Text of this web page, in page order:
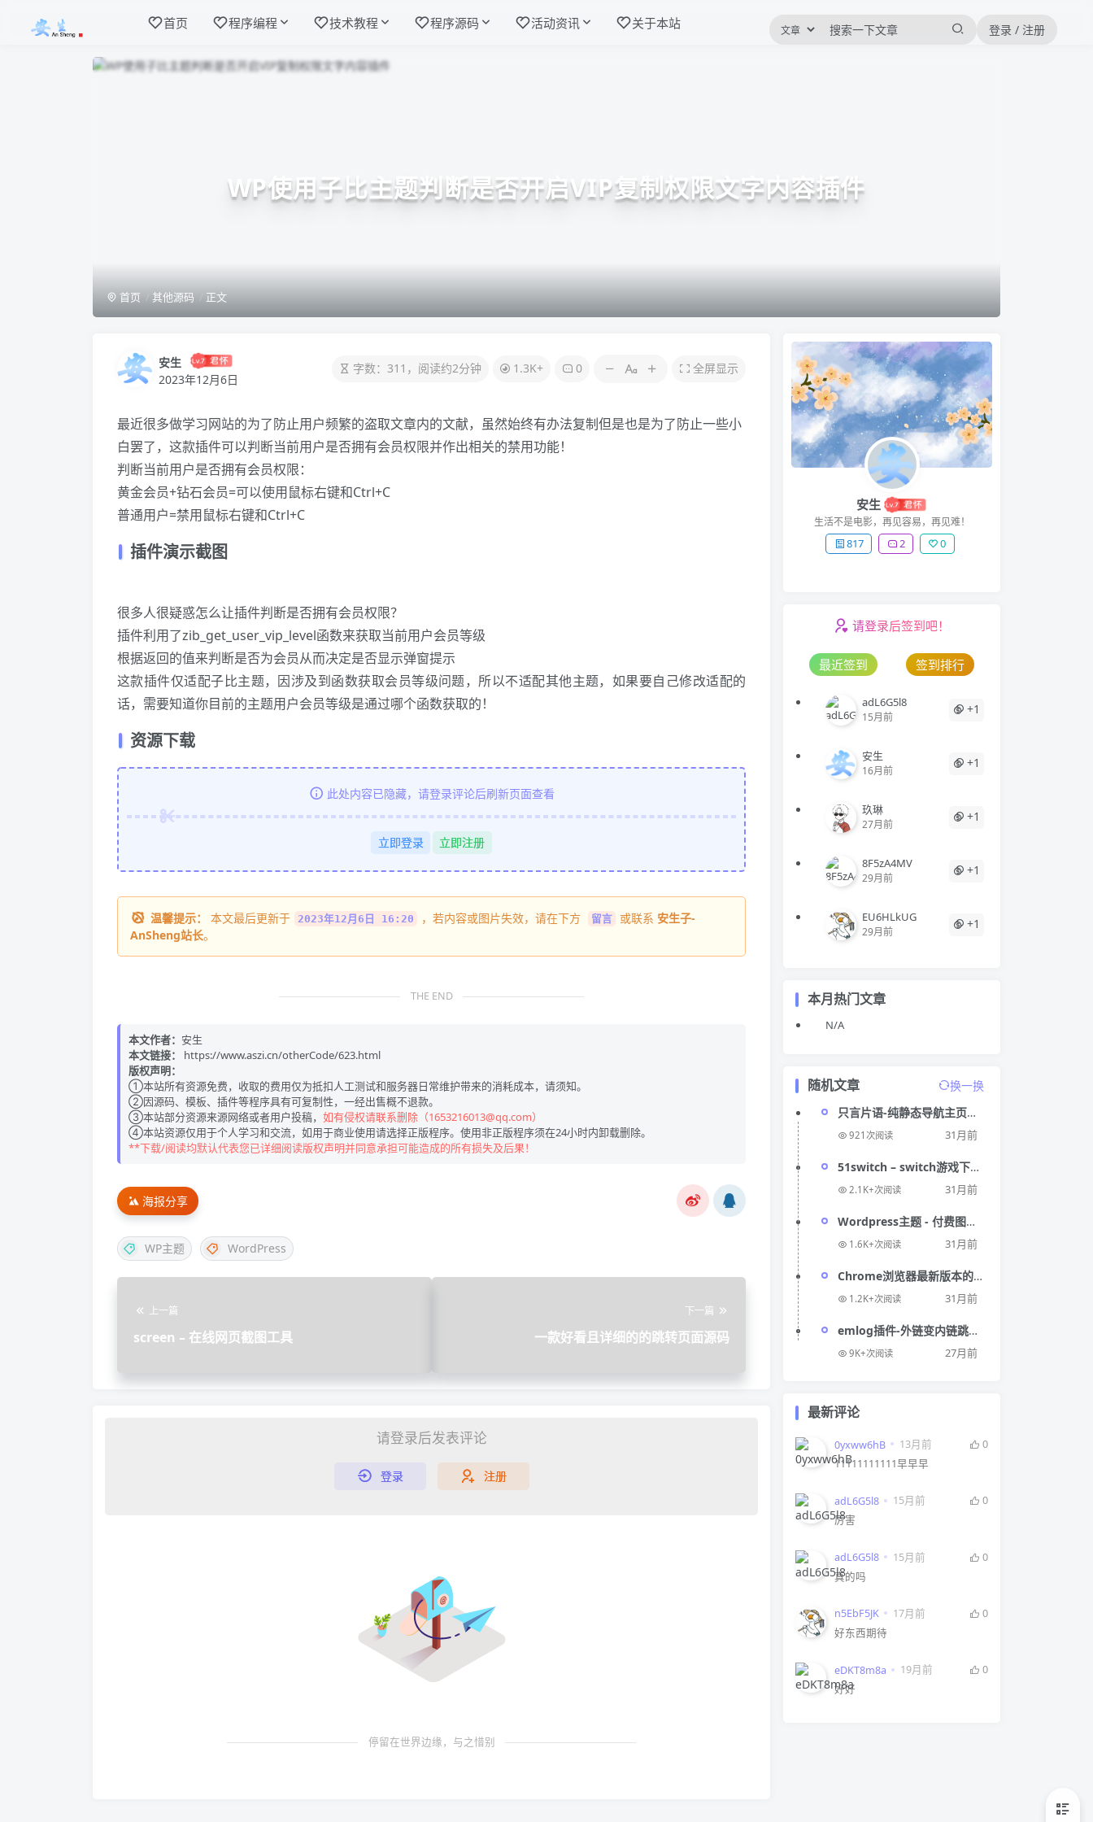
首页 程序编程 技术教程 程序源码 活动资讯 关于本站 登录 / 注册
WP使用子比主题判断是否开启VIP复制权限文字内容插件
首页 其他源码 正文
安生
2023年12月6日
字数：311，阅读约2分钟 1.3K+ 0 全屏显示
最近很多做学习网站的为了防止用户频繁的盗取文章内的文献，虽然始终有办法复制但是也是为了防止一些小
白罢了，这款插件可以判断当前用户是否拥有会员权限并作出相关的禁用功能！
判断当前用户是否拥有会员权限：
黄金会员+钻石会员=可以使用鼠标右键和Ctrl+C
普通用户=禁用鼠标右键和Ctrl+C
插件演示截图
很多人很疑惑怎么让插件判断是否拥有会员权限？
插件利用了zib_get_user_vip_level函数来获取当前用户会员等级
根据返回的值来判断是否为会员从而决定是否显示弹窗提示
这款插件仅适配子比主题，因涉及到函数获取会员等级问题，所以不适配其他主题，如果要自己修改适配的
话，需要知道你目前的主题用户会员等级是通过哪个函数获取的！
资源下载
此处内容已隐藏，请登录评论后刷新页面查看
立即登录 立即注册
温馨提示： 本文最后更新于 2023年12月6日 16:20 ，若内容或图片失效，请在下方 留言 或联系 安生子-
AnSheng站长。
THE END
本文作者： 安生
本文链接：
https://www.aszi.cn/otherCode/623.html
版权声明：
①本站所有资源免费，收取的费用仅为抵扣人工测试和服务器日常维护带来的消耗成本，请须知。
②因源码、模板、插件等程序具有可复制性，一经出售概不退款。
③本站部分资源来源网络或者用户投稿， 如有侵权请联系删除（1653216013@qq.com）
④本站资源仅用于个人学习和交流，如用于商业使用请选择正版程序。使用非正版程序须在24小时内卸载删除。
**下载/阅读均默认代表您已详细阅读版权声明并同意承担可能造成的所有损失及后果！
海报分享
WP主题 WordPress
上一篇
screen – 在线网页截图工具
下一篇
一款好看且详细的的跳转页面源码
请登录后发表评论
登录 注册
停留在世界边缘，与之惜别
安生
生活不是电影，再见容易，再见难！
817 2 0
请登录后签到吧！
最近签到 签到排行
adL6G5l8
15月前
+1
安生
16月前
+1
玖琳
27月前
+1
8F5zA4MV
29月前
+1
EU6HLkUG
29月前
+1
本月热门文章
N/A
随机文章
换一换
只言片语-纯静态导航主页源
码 921次阅读 31月前
51switch – switch游戏下载
免费网站
2.1K+次阅读 31月前
Wordpress主题 - 付费图片
系统可用于个人写真站等等
1.6K+次阅读 31月前
Chrome浏览器最新版本的
webdriver怎么找
1.2K+次阅读 31月前
emlog插件-外链变内链跳转
模板选择
9K+次阅读 27月前
最新评论
0yxww6hB 13月前
0
11111111111早早早
adL6G5l8 15月前
0
厉害
adL6G5l8 15月前
0
真的吗
n5EbF5JK 17月前
0
好东西期待
eDKT8m8a 19月前
0
好好